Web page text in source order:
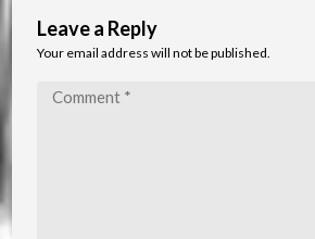
Leave a Reply
Your email address will not be published.
Comment